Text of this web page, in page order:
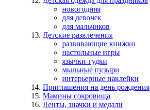
новогодняя
для девочек
для мальчиков
Детские развлечения
развивающие книжки
настольные игры
язычки-гудки
мыльные пузыри
интерьерные наклейки
Приглашения на день рождения
Мамины сокровища
Ленты, значки и медали